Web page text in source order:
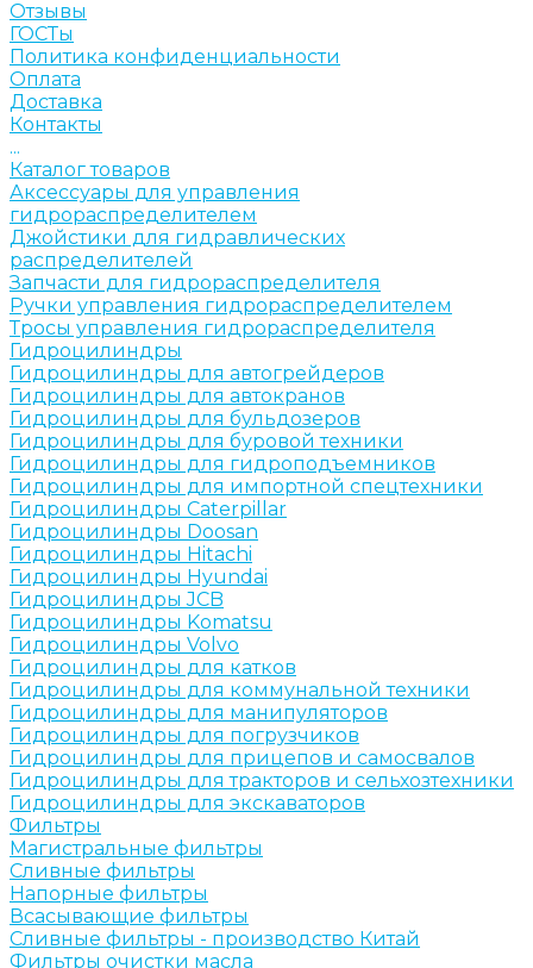
Отзывы
ГОСТы
Политика конфиденциальности
Оплата
Доставка
Контакты
...
Каталог товаров
Аксессуары для управления
гидрораспределителем
Джойстики для гидравлических
распределителей
Запчасти для гидрораспределителя
Ручки управления гидрораспределителем
Тросы управления гидрораспределителя
Гидроцилиндры
Гидроцилиндры для автогрейдеров
Гидроцилиндры для автокранов
Гидроцилиндры для бульдозеров
Гидроцилиндры для буровой техники
Гидроцилиндры для гидроподъемников
Гидроцилиндры для импортной спецтехники
Гидроцилиндры Caterpillar
Гидроцилиндры Doosan
Гидроцилиндры Hitachi
Гидроцилиндры Hyundai
Гидроцилиндры JCB
Гидроцилиндры Komatsu
Гидроцилиндры Volvo
Гидроцилиндры для катков
Гидроцилиндры для коммунальной техники
Гидроцилиндры для манипуляторов
Гидроцилиндры для погрузчиков
Гидроцилиндры для прицепов и самосвалов
Гидроцилиндры для тракторов и сельхозтехники
Гидроцилиндры для экскаваторов
Фильтры
Магистральные фильтры
Сливные фильтры
Напорные фильтры
Всасывающие фильтры
Сливные фильтры - производство Китай
Фильтры очистки масла